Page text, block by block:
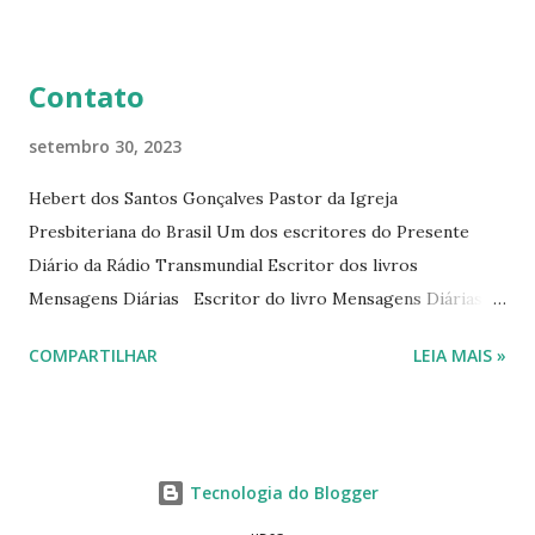
Contato
setembro 30, 2023
Hebert dos Santos Gonçalves Pastor da Igreja
Presbiteriana do Brasil Um dos escritores do Presente
Diário da Rádio Transmundial Escritor dos livros
Mensagens Diárias Escritor do livro Mensagens Diárias da
livromensagensdiarias@gmail.com Whatsapp: (15) 99765-
www.facebook.com/livromensagensdiarias
COMPARTILHAR LEIA MAIS »
Tecnologia do Blogger